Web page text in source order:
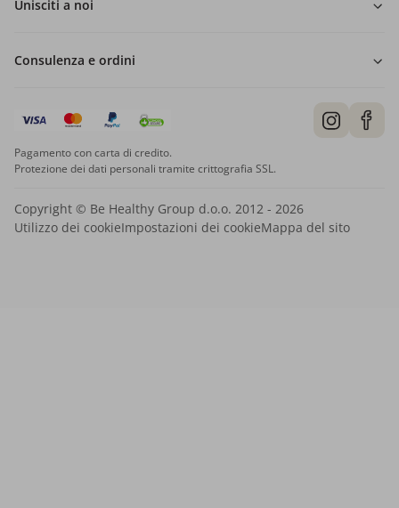
Unisciti a noi
Consulenza e ordini
Pagamento con carta di credito.
Protezione dei dati personali tramite crittografia SSL.
Copyright © Be Healthy Group d.o.o. 2012 - 2026
Utilizzo dei cookieImpostazioni dei cookieMappa del sito